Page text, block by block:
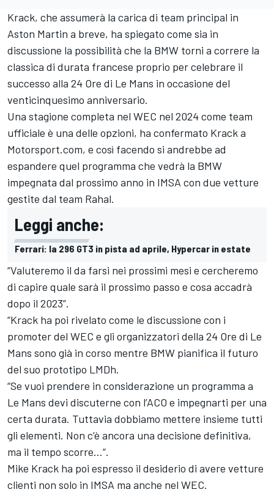
Krack, che assumerà la carica di team principal in
Aston Martin a breve, ha spiegato come sia in
discussione la possibilità che la BMW torni a correre la
classica di durata francese proprio per celebrare il
successo alla 24 Ore di Le Mans in occasione del
venticinquesimo anniversario.
Una stagione completa nel WEC nel 2024 come team
ufficiale è una delle opzioni, ha confermato Krack a
Motorsport.com, e così facendo si andrebbe ad
espandere quel programma che vedrà la BMW
impegnata dal prossimo anno in IMSA con due vetture
gestite dal team Rahal.
Leggi anche:
Ferrari: la 296 GT3 in pista ad aprile, Hypercar in estate
“Valuteremo il da farsi nei prossimi mesi e cercheremo
di capire quale sarà il prossimo passo e cosa accadrà
dopo il 2023”.
“Krack ha poi rivelato come le discussione con i
promoter del WEC e gli organizzatori della 24 Ore di Le
Mans sono già in corso mentre BMW pianifica il futuro
del suo prototipo LMDh.
“Se vuoi prendere in considerazione un programma a
Le Mans devi discuterne con l’ACO e impegnarti per una
certa durata. Tuttavia dobbiamo mettere insieme tutti
gli elementi. Non c’è ancora una decisione definitiva,
ma il tempo scorre…”.
Mike Krack ha poi espresso il desiderio di avere vetture
clienti non solo in IMSA ma anche nel WEC.